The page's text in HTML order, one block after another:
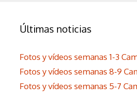
Últimas noticias
Fotos y vídeos semanas 1-3
Fotos y vídeos semanas 8-9
Fotos y vídeos semanas 5-7